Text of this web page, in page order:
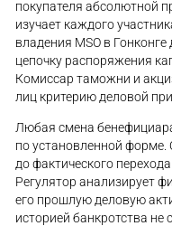
покупателя абсолютной
изучает каждого
владения MSO в
цепочку распоряжения
Комиссар таможни и
лиц критерию деловой
Любая смена
по установленной
до фактического
Регулятор анализирует
его прошлую деловую
историей банкротства